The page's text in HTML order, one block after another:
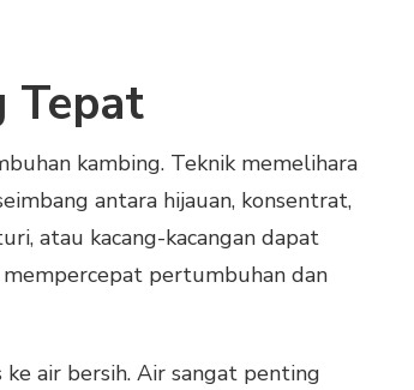
Tepat
kambing. Teknik memelihara
antara hijauan, konsentrat,
atau kacang-kacangan dapat
pertumbuhan dan
air bersih. Air sangat penting